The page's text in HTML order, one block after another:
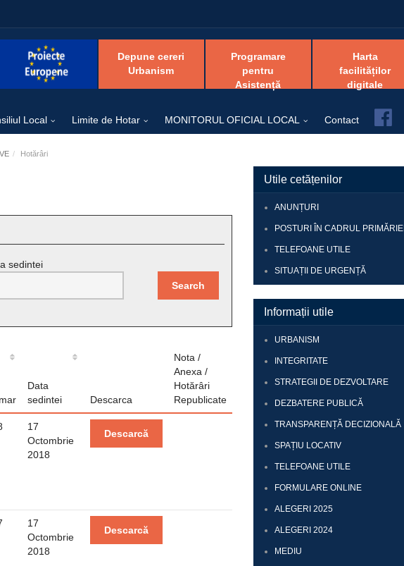
Depune cereri
Urbanism
Programare
pentru
Asistență
Harta
facilităților
digitale
Local Limite de Hotar MONITORUL OFICIAL LOCAL Contact
Hotărâri
sedintei
Search
Data
sedintei
Descarca
Nota /
Anexa /
Hotărâri
Republicate
17
Octombrie
2018
Descarcă
17
Octombrie
2018
Descarcă
Utile cetățenilor
ANUNȚURI
POSTURI ÎN CADRUL PRIMĂRIEI
TELEFOANE UTILE
SITUAȚII DE URGENȚĂ
Informații utile
URBANISM
INTEGRITATE
STRATEGII DE DEZVOLTARE
DEZBATERE PUBLICĂ
TRANSPARENȚĂ DECIZIONALĂ
SPAȚIU LOCATIV
TELEFOANE UTILE
FORMULARE ONLINE
ALEGERI 2025
ALEGERI 2024
MEDIU